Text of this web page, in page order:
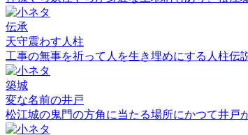
伝承
天守震わす人柱
工事の無事を祈って人を生き埋めにする人柱
築城
変な名前の井戸
松江城の鬼門の方角に当たる場所にかつて井